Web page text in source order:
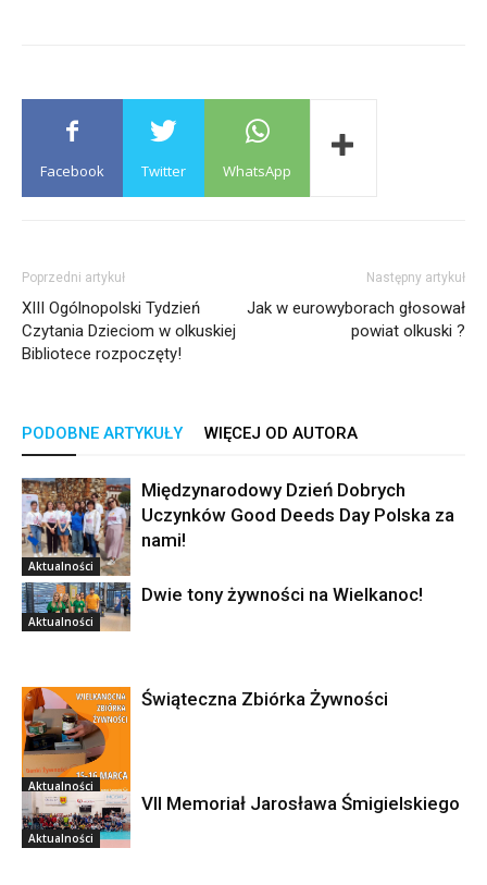
Facebook Twitter WhatsApp
Poprzedni artykuł
XIII Ogólnopolski Tydzień
Czytania Dzieciom w olkuskiej
Bibliotece rozpoczęty!
Następny artykuł
Jak w eurowyborach głosował
powiat olkuski ?
PODOBNE ARTYKUŁY WIĘCEJ OD AUTORA
Aktualności
Międzynarodowy Dzień Dobrych
Uczynków Good Deeds Day Polska za
nami!
Aktualności
Dwie tony żywności na Wielkanoc!
Aktualności
Świąteczna Zbiórka Żywności
Aktualności
VII Memoriał Jarosława Śmigielskiego